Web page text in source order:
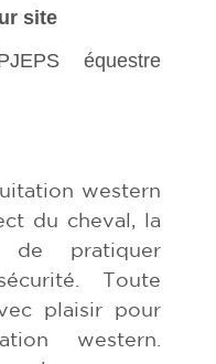
site
équestre
western
du cheval, la
pratiquer
Toute
plaisir pour
western.